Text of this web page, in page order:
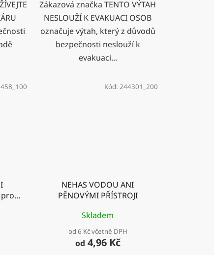
Zákazová značka TENTO VÝTAH
NESLOUŽÍ K EVAKUACI OSOB
označuje výtah, který z důvodů
bezpečnosti neslouží k
evakuaci...
pro
NEHAS VODOU ANI
PĚNOVÝMI PŘÍSTROJI
Skladem
od 6 Kč včetně DPH
od 4,96 Kč
Kód: 244301_200